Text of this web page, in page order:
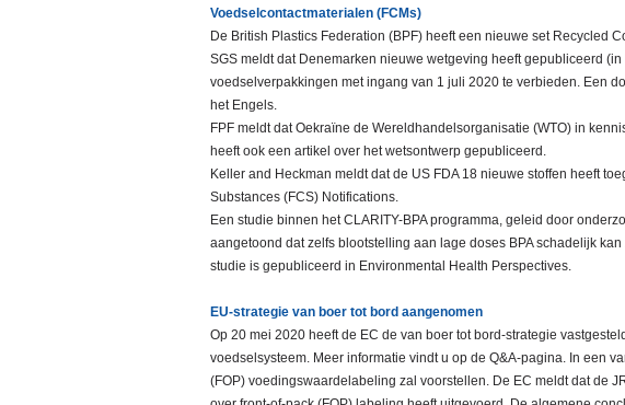
Voedselcontactmaterialen (FCMs)
De British Plastics Federation (BPF) heeft een nieuwe set Recycled
SGS meldt dat Denemarken nieuwe wetgeving heeft gepubliceerd
voedselverpakkingen met ingang van 1 juli 2020 te verbieden. Een
het Engels.
FPF meldt dat Oekraïne de Wereldhandelsorganisatie (WTO) in
heeft ook een artikel over het wetsontwerp gepubliceerd.
Keller and Heckman meldt dat de US FDA 18 nieuwe stoffen heeft
Substances (FCS) Notifications.
Een studie binnen het CLARITY-BPA programma, geleid door
aangetoond dat zelfs blootstelling aan lage doses BPA schadelijk
studie is gepubliceerd in Environmental Health Perspectives.
EU-strategie van boer tot bord aangenomen
Op 20 mei 2020 heeft de EC de van boer tot bord-strategie
voedselsysteem. Meer informatie vindt u op de Q&A-pagina. In een
(FOP) voedingswaardelabeling zal voorstellen. De EC meldt dat de